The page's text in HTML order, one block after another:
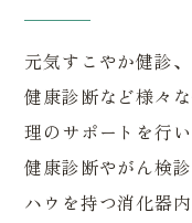
元気すこやか健診
健康診断など様々
理のサポートを行い
健康診断やがん検
ハウを持つ消化器